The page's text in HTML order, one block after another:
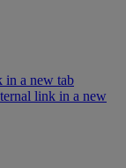
in a new tab
link in a new